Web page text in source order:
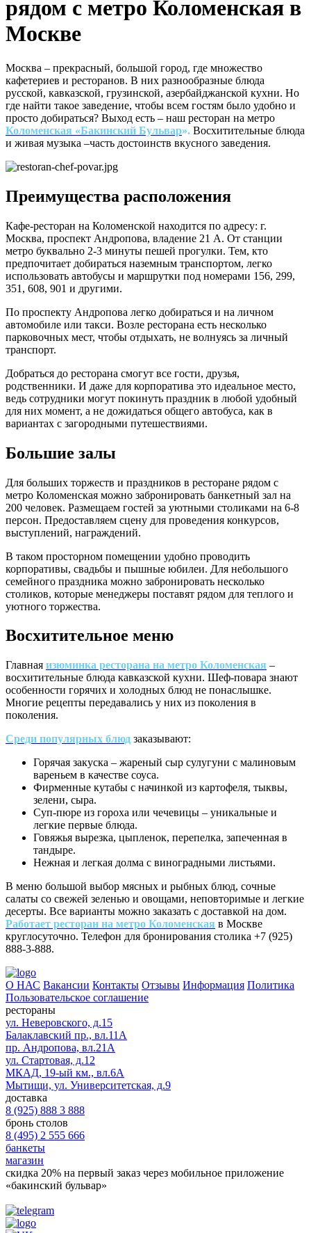
рядом с метро Коломенская в
Москве
Москва – прекрасный, большой город, где множество
кафетериев и ресторанов. В них разнообразные блюда
русской, кавказской, грузинской, азербайджанской кухни. Но
где найти такое заведение, чтобы всем гостям было удобно и
просто добираться? Выход есть – наш ресторан на метро
Коломенская «Бакинский Бульвар». Восхитительные блюда
и живая музыка –часть достоинств вкусного заведения.
Преимущества расположения
Кафе-ресторан на Коломенской находится по адресу: г.
Москва, проспект Андропова, владение 21 А. От станции
метро буквально 2-3 минуты пешей прогулки. Тем, кто
предпочитает добираться наземным транспортом, легко
использовать автобусы и маршрутки под номерами 156, 299,
351, 608, 901 и другими.
По проспекту Андропова легко добираться и на личном
автомобиле или такси. Возле ресторана есть несколько
парковочных мест, чтобы отдыхать, не волнуясь за личный
транспорт.
Добраться до ресторана смогут все гости, друзья,
родственники. И даже для корпоратива это идеальное место,
ведь сотрудники могут покинуть праздник в любой удобный
для них момент, а не дожидаться общего автобуса, как в
вариантах с загородными путешествиями.
Большие залы
Для больших торжеств и праздников в ресторане рядом с
метро Коломенская можно забронировать банкетный зал на
200 человек. Размещаем гостей за уютными столиками на 6-8
персон. Предоставляем сцену для проведения конкурсов,
выступлений, награждений.
В таком просторном помещении удобно проводить
корпоративы, свадьбы и пышные юбилеи. Для небольшого
семейного праздника можно забронировать несколько
столиков, которые менеджеры поставят рядом для теплого и
уютного торжества.
Восхитительное меню
Главная изюминка ресторана на метро Коломенская –
восхитительные блюда кавказской кухни. Шеф-повара знают
особенности горячих и холодных блюд не понаслышке.
Многие рецепты передавались у них из поколения в
поколения.
Среди популярных блюд заказывают:
Горячая закуска – жареный сыр сулугуни с малиновым
вареньем в качестве соуса.
Фирменные кутабы с начинкой из картофеля, тыквы,
зелени, сыра.
Суп-пюре из гороха или чечевицы – уникальные и
легкие первые блюда.
Говяжья вырезка, цыпленок, перепелка, запеченная в
тандыре.
Нежная и легкая долма с виноградными листьями.
В меню большой выбор мясных и рыбных блюд, сочные
салаты со свежей зеленью и овощами, неповторимые и легкие
десерты. Все варианты можно заказать с доставкой на дом.
Работает ресторан на метро Коломенская в Москве
круглосуточно. Телефон для бронирования столика +7 (925)
888-3-888.
О НАС Вакансии Контакты Отзывы Информация Политика
Пользовательское соглашение
рестораны
ул. Неверовского, д.15
Балаклавский пр., вл.11А
пр. Андропова, вл.21А
ул. Стартовая, д.12
МКАД, 19-ый км., вл.6А
Мытищи, ул. Университетская, д.9
доставка
8 (925) 888 3 888
бронь столов
8 (495) 2 555 666
банкеты
магазин
скидка 20% на первый заказ через мобильное приложение
«бакинский бульвар»